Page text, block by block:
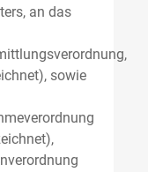
an das
sowie